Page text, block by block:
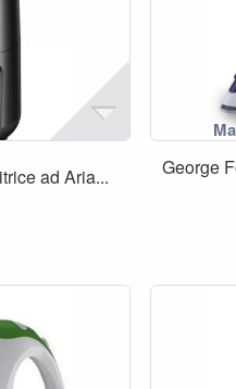
ad Aria...
George